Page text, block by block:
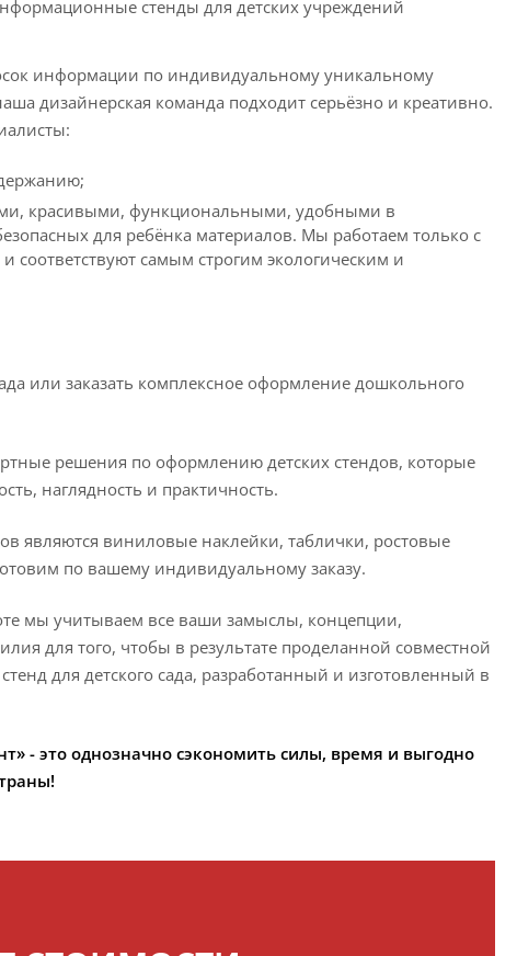
информации по индивидуальному уникальному
дизайнерская команда подходит серьёзно и креативно.
красивыми, функциональными, удобными в
для ребёнка материалов. Мы работаем только с
самым строгим экологическим и
или заказать комплексное оформление дошкольного
решения по оформлению детских стендов, которые
наглядность и практичность.
являются виниловые наклейки, таблички, ростовые
по вашему индивидуальному заказу.
мы учитываем все ваши замыслы, концепции,
для того, чтобы в результате проделанной совместной
для детского сада, разработанный и изготовленный в
- это однозначно сэкономить силы, время и выгодно